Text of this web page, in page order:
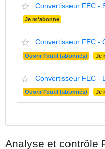
☆ Convertisseur FEC -
Je m'abonne
☆ Convertisseur FEC -
Ouvrir l'outil (abonnés) Je
☆ Convertisseur FEC -
Ouvrir l'outil (abonnés) Je
Analyse et contrôle